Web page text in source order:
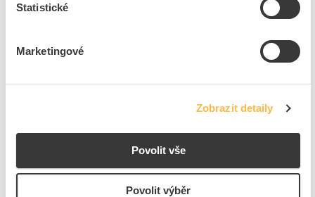
Statistické
Marketingové
Zobrazit detaily
Povolit vše
Povolit výběr
ks do košíku